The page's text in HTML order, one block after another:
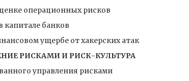
операционных рисков
капитале банков
ущербе от хакерских атак
РИСКАМИ И РИСК-КУЛЬТУРА
управления рисками